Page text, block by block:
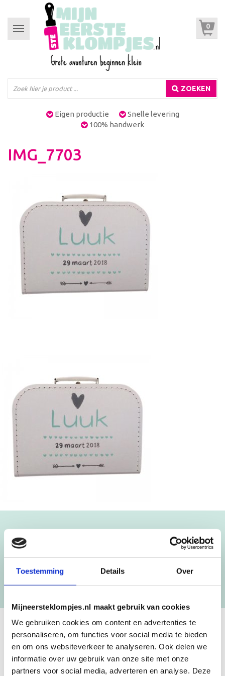
Toestemming Details Over
Mijneersteklompjes.nl maakt gebruik van cookies
We gebruiken cookies om content en advertenties te
personaliseren, om functies voor social media te bieden
en om ons websiteverkeer te analyseren. Ook delen we
informatie over uw gebruik van onze site met onze
partners voor social media, adverteren en analyse. Deze
Toggle
navigation
0
ZOEKEN
Eigen productie
Snelle levering
100% handwerk
IMG_7703
Blijf op de hoogte!
NIEUWSBRIEF
[mc4wp_form id=”3182″]
GEBOORTEKLOMPJES EN
KRAAMCADEAU MET NAAM